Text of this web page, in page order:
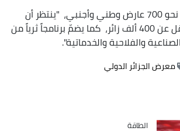
وأشار المجمع في بيانه إلى أنّ هذا المعرض الذي يشهد مشاركة نحو 700 عارض وطني وأجنبي، "ينتظر أن
تستقطب خلال فعالياته المتواصلة إلى غاية السبت القادم، ما لا يقل عن 400 ألف زائر، كما يضمّ برنامجاً ثرياً من
والفلاحية والخدماتية".
معرض الجزائر الدولي
Catégorie
الطاقة